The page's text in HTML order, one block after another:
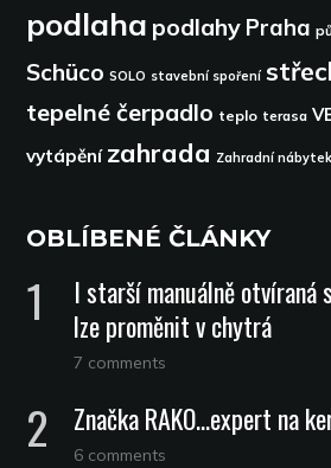
podlaha podlahy Praha
Schüco SOLO stavební spoření
tepelné čerpadlo teplo terasa
vytápění zahrada Zahradní nábytek
OBLÍBENÉ ČLÁNKY
I starší manuálně otvíraná
lze proměnit v chytrá
7 comments
Značka RAKO…expert na
6 comments